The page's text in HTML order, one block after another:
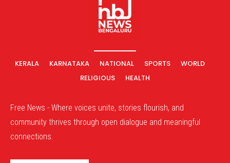
KERALA KARNATAKA NATIONAL SPORTS
WORLD
RELIGIOUS
HEALTH
Free News - Where voices unite, stories flourish, and
community thrives through open dialogue and meaningful
connections.